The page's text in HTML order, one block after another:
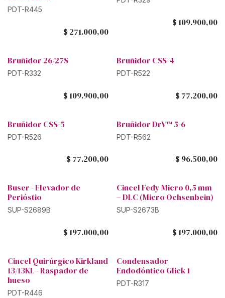
PDT-R445
$ 271.000,00
$ 109.900,00
Bruñidor 26/27S
PDT-R332
$ 109.900,00
Bruñidor CSS-4
PDT-R522
$ 77.200,00
Bruñidor CSS-5
PDT-R526
$ 77.200,00
Bruñidor DrV™ 5-6
PDT-R562
$ 96.500,00
Buser - Elevador de
Perióstio
SUP-S2689B
$ 197.000,00
Cincel Fedy Micro 0,5 mm
– DLC (Micro Ochsenbein)
SUP-S2673B
$ 197.000,00
Cincel Quirúrgico Kirkland
13/13KL - Raspador de
hueso
PDT-R446
Condensador
Endodóntico Glick 1
PDT-R317